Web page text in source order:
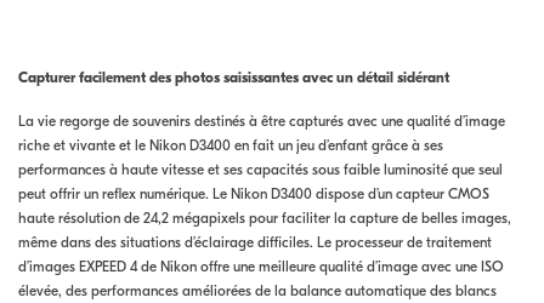
Capturer facilement des photos saisissantes avec un détail sidérant
La vie regorge de souvenirs destinés à être capturés avec une qualité d’image
riche et vivante et le Nikon D3400 en fait un jeu d’enfant grâce à ses
performances à haute vitesse et ses capacités sous faible luminosité que seul
peut offrir un reflex numérique. Le Nikon D3400 dispose d’un capteur CMOS
haute résolution de 24,2 mégapixels pour faciliter la capture de belles images,
même dans des situations d’éclairage difficiles. Le processeur de traitement
d’images EXPEED 4 de Nikon offre une meilleure qualité d’image avec une ISO
élevée, des performances améliorées de la balance automatique des blancs